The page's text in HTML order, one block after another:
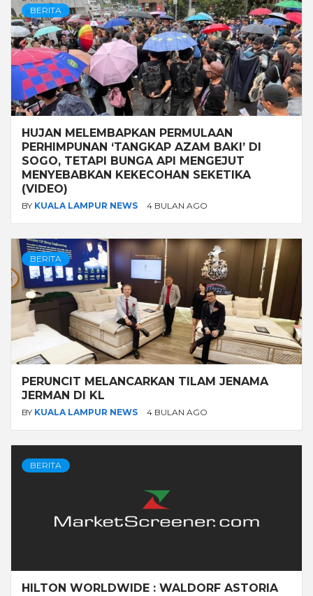
BERITA
HUJAN MELEMBAPKAN PERMULAAN
PERHIMPUNAN ‘TANGKAP AZAM BAKI’ DI
SOGO, TETAPI BUNGA API MENGEJUT
MENYEBABKAN KEKECOHAN SEKETIKA
(VIDEO)
BY KUALA LAMPUR NEWS 4 BULAN AGO
BERITA
PERUNCIT MELANCARKAN TILAM JENAMA
JERMAN DI KL
BY KUALA LAMPUR NEWS 4 BULAN AGO
BERITA
HILTON WORLDWIDE : WALDORF ASTORIA